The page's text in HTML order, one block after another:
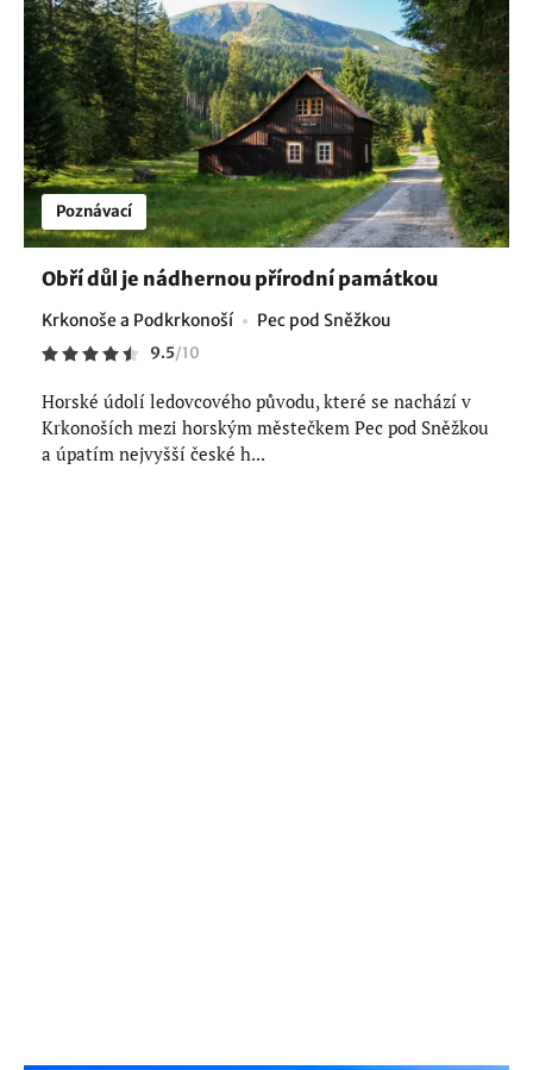
Poznávací
Obří důl je nádhernou přírodní památkou
Krkonoše a Podkrkonoší Pec pod Sněžkou
9.5/10
Horské údolí ledovcového původu, které se nachází v
Krkonoších mezi horským městečkem Pec pod Sněžkou
a úpatím nejvyšší české h...